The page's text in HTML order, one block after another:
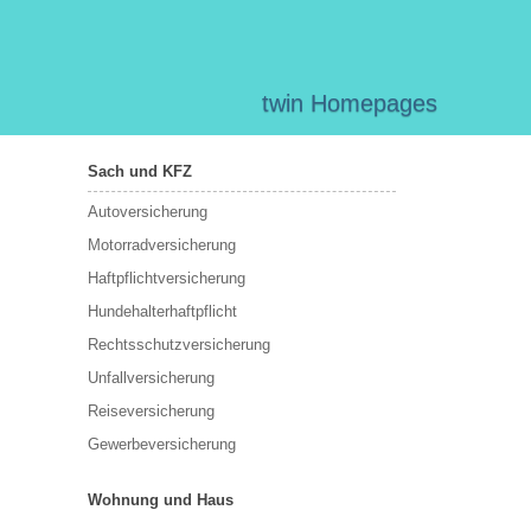
twin Homepages
Sach und KFZ
Autoversicherung
Motorradversicherung
Haftpflichtversicherung
Hundehalterhaftpflicht
Rechtsschutzversicherung
Unfallversicherung
Reiseversicherung
Gewerbeversicherung
Wohnung und Haus